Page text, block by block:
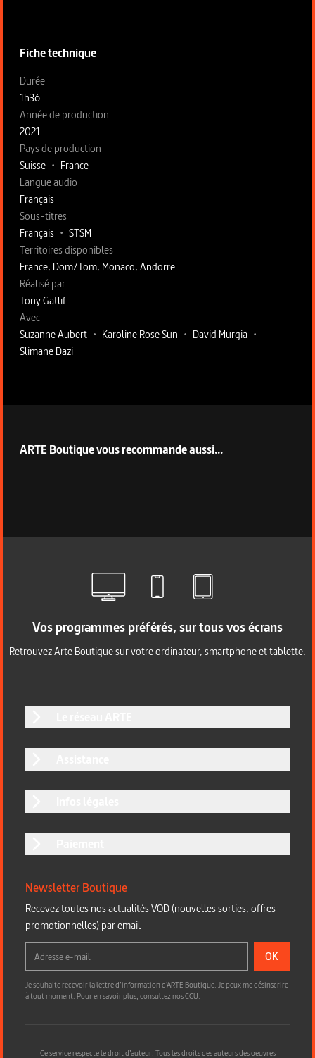
Fiche technique
Fiche technique section gauche
Durée
1h36
Année de production
2021
Pays de production
Suisse • France
Langue audio
Français
Sous-titres
Français • STSM
Territoires disponibles
France, Dom/Tom, Monaco, Andorre
Fiche technique section droite
Réalisé par
Tony Gatlif
Avec
Suzanne Aubert • Karoline Rose Sun • David Murgia •
Slimane Dazi
ARTE Boutique vous recommande aussi...
Vos programmes préférés, sur tous vos écrans
Retrouvez Arte Boutique sur votre ordinateur, smartphone et tablette.
Newsletter Boutique
Recevez toutes nos actualités VOD (nouvelles sorties, offres
promotionnelles) par email
OK
Je souhaite recevoir la lettre d’information d'ARTE Boutique. Je peux me désinscrire
à tout moment. Pour en savoir plus,consultez nos CGU.
Ce service respecte le droit d’auteur. Tous les droits des auteurs des oeuvres